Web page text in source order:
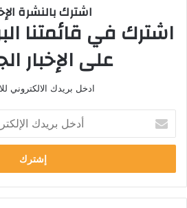
اشترك بالنشرة
اشترك في قائمتنا
على الإخبار
ادخل بريدك الالكتروني
خ
ب
ر